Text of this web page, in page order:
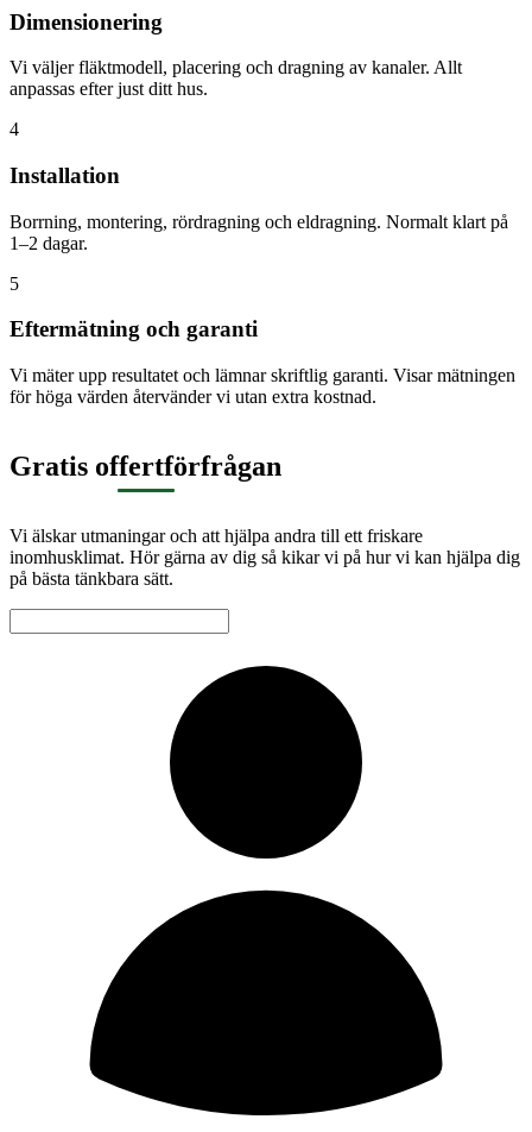
Dimensionering
Vi väljer fläktmodell, placering och dragning av kanaler. Allt
anpassas efter just ditt hus.
4
Installation
Borrning, montering, rördragning och eldragning. Normalt klart på
1–2 dagar.
5
Eftermätning och garanti
Vi mäter upp resultatet och lämnar skriftlig garanti. Visar mätningen
för höga värden återvänder vi utan extra kostnad.
Gratis offertförfrågan
Vi älskar utmaningar och att hjälpa andra till ett friskare
inomhusklimat. Hör gärna av dig så kikar vi på hur vi kan hjälpa dig
på bästa tänkbara sätt.